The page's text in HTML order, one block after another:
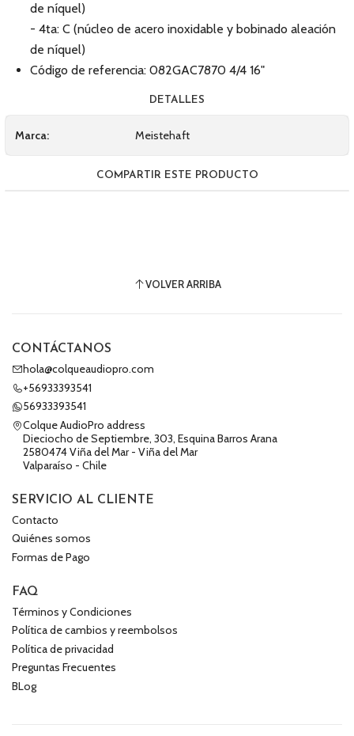
de níquel)
- 4ta: C (núcleo de acero inoxidable y bobinado aleación
de níquel)
Código de referencia: 082GAC7870 4/4 16"
DETALLES
Marca: Meistehaft
COMPARTIR ESTE PRODUCTO
VOLVER ARRIBA
CONTÁCTANOS
hola@colqueaudiopro.com
+56933393541
56933393541
Colque AudioPro address
Dieciocho de Septiembre, 303, Esquina Barros Arana
2580474 Viña del Mar - Viña del Mar
Valparaíso - Chile
SERVICIO AL CLIENTE
Contacto
Quiénes somos
Formas de Pago
FAQ
Términos y Condiciones
Política de cambios y reembolsos
Política de privacidad
Preguntas Frecuentes
BLog